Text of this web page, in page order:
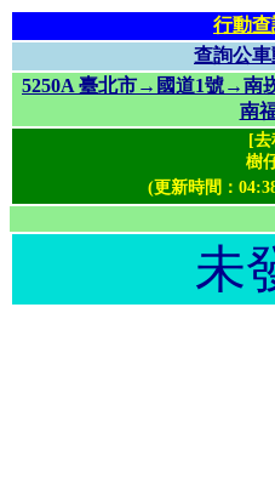
行動
查詢公
5250A 臺北市→國道1號→南
南
[去
樹
(更新時間：
未